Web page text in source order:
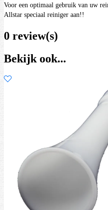
Voor een optimaal gebruik van uw
Allstar speciaal reiniger aan!!
0 review(s)
Bekijk ook...